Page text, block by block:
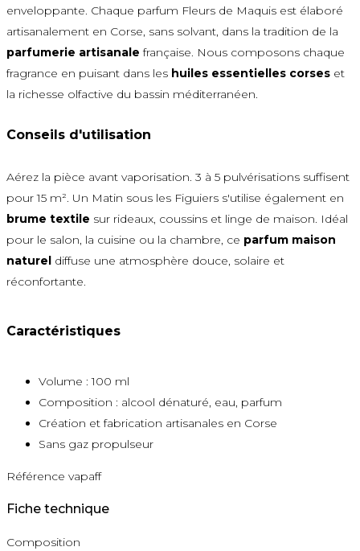
enveloppante. Chaque parfum Fleurs de Maquis est élaboré
artisanalement en Corse, sans solvant, dans la tradition de la
parfumerie artisanale française. Nous composons chaque
fragrance en puisant dans les huiles essentielles corses et
la richesse olfactive du bassin méditerranéen.
Conseils d'utilisation
Aérez la pièce avant vaporisation. 3 à 5 pulvérisations suffisent
pour 15 m². Un Matin sous les Figuiers s'utilise également en
brume textile sur rideaux, coussins et linge de maison. Idéal
pour le salon, la cuisine ou la chambre, ce parfum maison
naturel diffuse une atmosphère douce, solaire et
réconfortante.
Caractéristiques
Volume : 100 ml
Composition : alcool dénaturé, eau, parfum
Création et fabrication artisanales en Corse
Sans gaz propulseur
Référence vapaff
Fiche technique
Composition